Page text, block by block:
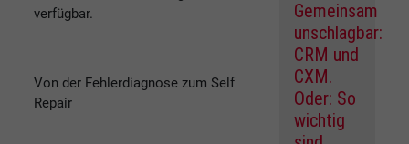
verfügbar.
Von der Fehlerdiagnose zum Self
Repair
Gemeinsam
unschlagbar:
CRM und
CXM.
Oder: So
wichtig